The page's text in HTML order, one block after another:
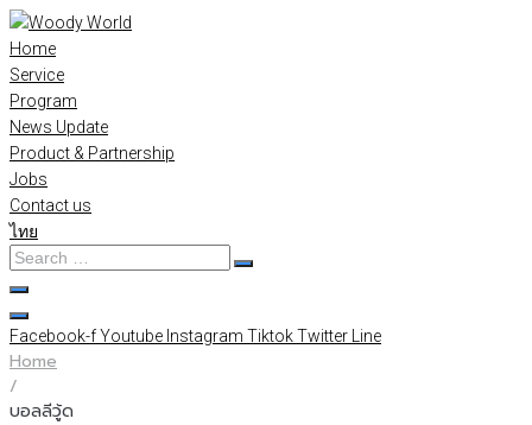
Skip
to
content
Home
Service
Program
News Update
Product & Partnership
Jobs
Contact us
ไทย
Search
…
Facebook-fYoutube Instagram TiktokTwitter Line
Home
/
บอลลีวู้ด